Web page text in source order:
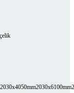
2030x4050mm2030x6100mm